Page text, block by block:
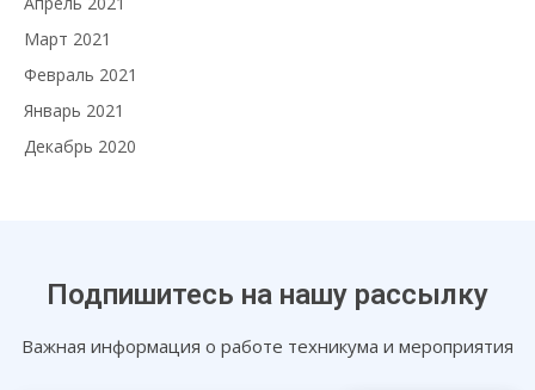
Март 2021
Февраль 2021
Январь 2021
Декабрь 2020
Подпишитесь на нашу рассылку
Важная информация о работе техникума и мероприятия